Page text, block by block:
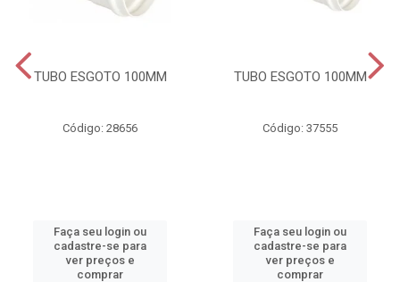
TUBO ESGOTO 100MM
Código: 28656
Faça seu login ou
cadastre-se para
ver preços e
comprar
TUBO ESGOTO 100MM
Código: 37555
Faça seu login ou
cadastre-se para
ver preços e
comprar